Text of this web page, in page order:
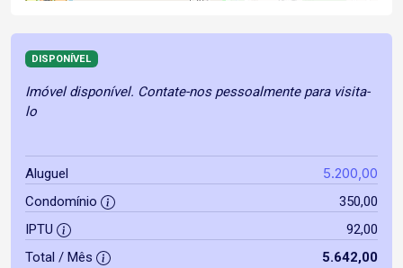
DISPONÍVEL
Imóvel disponível. Contate-nos pessoalmente para visita-
lo
Aluguel 5.200,00
Condomínio
350,00
IPTU
92,00
Total / Mês
5.642,00